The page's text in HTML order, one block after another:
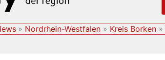
Nordrhein-Westfalen Kreis Borken